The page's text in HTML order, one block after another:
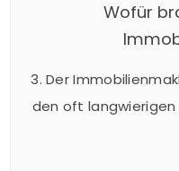
Wofür
3. Der
den oft
Gewerbeimmobilie
nur